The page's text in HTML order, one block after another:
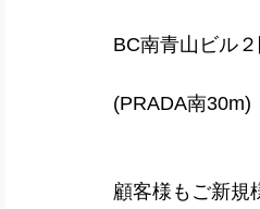
BC南青山ビル
(PRADA南30m)
顧客様もご新規